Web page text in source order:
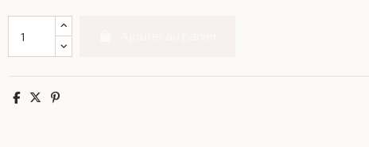
image gallery for Color revelation nail enamel pt-105-036- topface
Partager
TweetPinterest